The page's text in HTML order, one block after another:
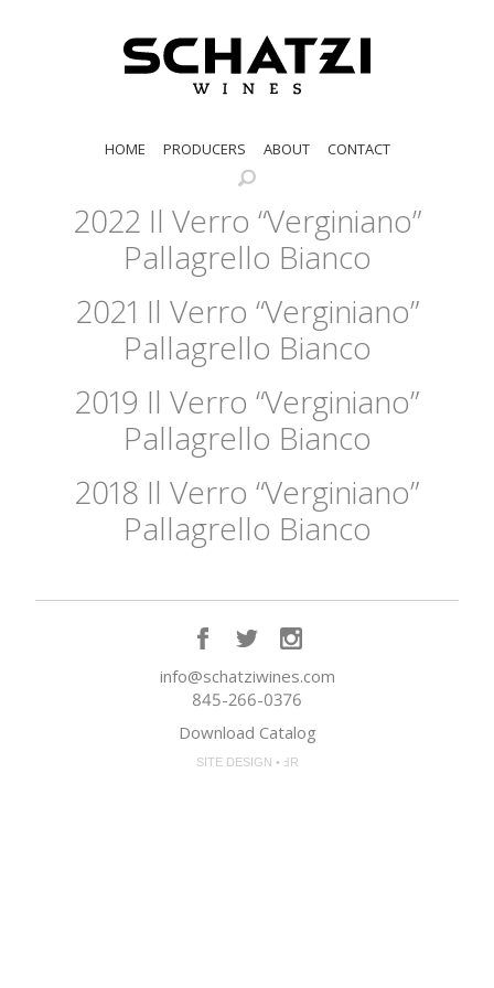
HOME PRODUCERS ABOUT CONTACT
2022 Il Verro “Verginiano”
Pallagrello Bianco
2021 Il Verro “Verginiano”
Pallagrello Bianco
2019 Il Verro “Verginiano”
Pallagrello Bianco
2018 Il Verro “Verginiano”
Pallagrello Bianco
info@schatziwines.com
845-266-0376
Download Catalog
SITE DESIGN • ℲR